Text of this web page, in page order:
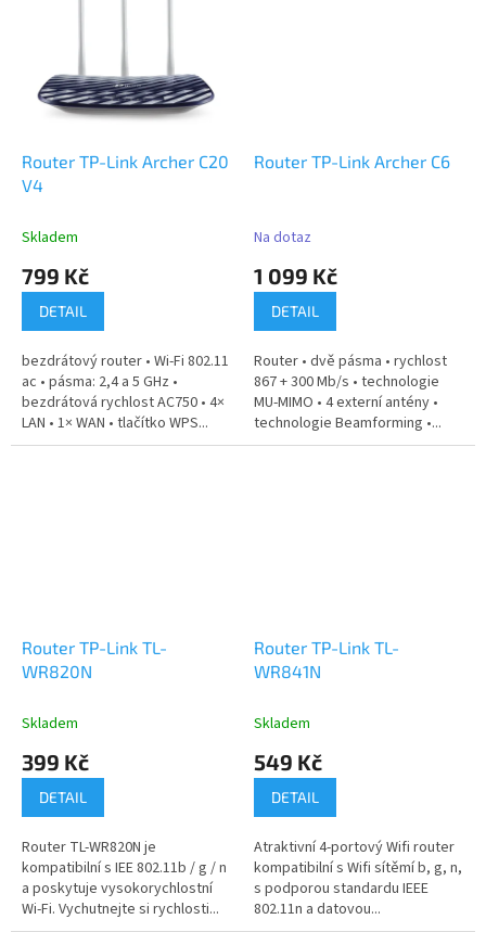
Router TP-Link Archer C20
V4
Skladem
799 Kč
DETAIL
bezdrátový router • Wi-Fi 802.11
ac • pásma: 2,4 a 5 GHz •
bezdrátová rychlost AC750 • 4×
LAN • 1× WAN • tlačítko WPS...
Router TP-Link Archer C6
Na dotaz
1 099 Kč
DETAIL
Router • dvě pásma • rychlost
867 + 300 Mb/s • technologie
MU-MIMO • 4 externí antény •
technologie Beamforming •...
Router TP-Link TL-
WR820N
Skladem
399 Kč
DETAIL
Router TL-WR820N je
kompatibilní s IEE 802.11b / g / n
a poskytuje vysokorychlostní
Wi-Fi. Vychutnejte si rychlosti...
Router TP-Link TL-
WR841N
Skladem
549 Kč
DETAIL
Atraktivní 4-portový Wifi router
kompatibilní s Wifi sítěmí b, g, n,
s podporou standardu IEEE
802.11n a datovou...